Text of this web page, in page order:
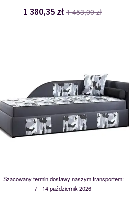
1 380,35 zł 1 453,00 zł
Szacowany termin dostawy naszym transportem:
7 - 14 październik 2026